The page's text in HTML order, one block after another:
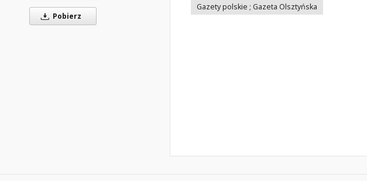
Pobierz
Gazety polskie ; Gazeta Olsztyńska